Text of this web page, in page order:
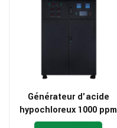
Générateur d'acide
hypochloreux 1000 ppm
pH 7 pour ligne de